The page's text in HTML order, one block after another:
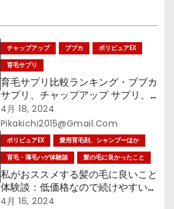
チャップアップ ブブカ
ポリピュアEX
育毛サプリ
育毛サプリ比較ランキング・ブブカ
サプリ、チャップアップ サプリ、
ポリピュアEX サプリ、育毛サプリ
お買い得はコレだ!
4月 18, 2024
Pikakichi2015@gmail.com
ポリピュアEX
愛用育毛剤、シャンプーほか
育毛・薄毛ハゲ体験談
髪の毛に良かったこと
私がおススメする髪の毛に良いこと
体験談：低価格なので続けやすいポ
リピュアEX
4月 16, 2024